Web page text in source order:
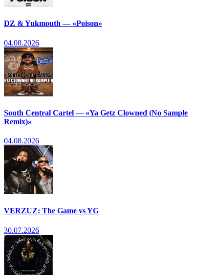
DZ & Yukmouth — «Poison»
04.08.2026
South Central Cartel — «Ya Getz Clowned (No Sample
Remix)»
04.08.2026
VERZUZ: The Game vs YG
30.07.2026